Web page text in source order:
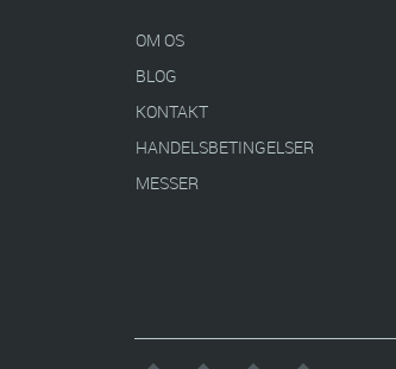
OM OS
BLOG
KONTAKT
HANDELSBETINGELSER
MESSER